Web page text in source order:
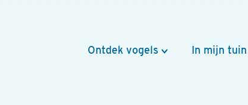
Ontdek vogels In mijn tuin